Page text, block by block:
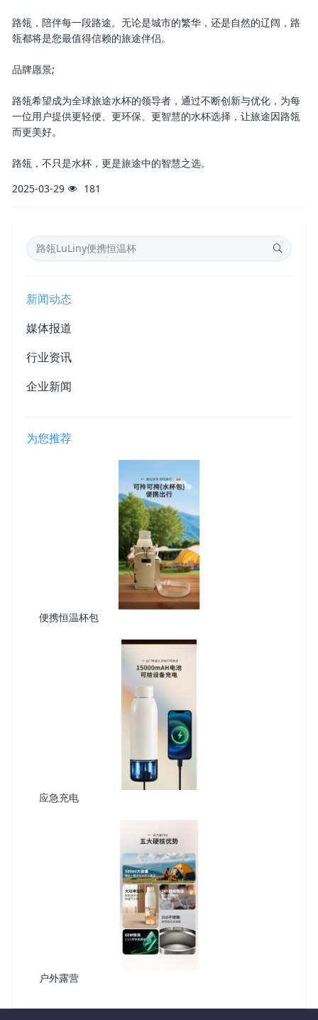
路瓴，陪伴每一段路途。无论是城市的繁华，还是自然的辽阔，路
瓴都将是您最值得信赖的旅途伴侣。
品牌愿景;
路瓴希望成为全球旅途水杯的领导者，通过不断创新与优化，为每
一位用户提供更轻便、更环保、更智慧的水杯选择，让旅途因路瓴
而更美好。
路瓴，不只是水杯，更是旅途中的智慧之选。
2025-03-29
181
新闻动态
媒体报道
行业资讯
企业新闻
为您推荐
便携恒温杯包
应急充电
户外露营